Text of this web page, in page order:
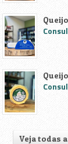
Veja todas